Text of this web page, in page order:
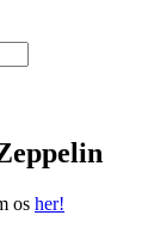
os her!